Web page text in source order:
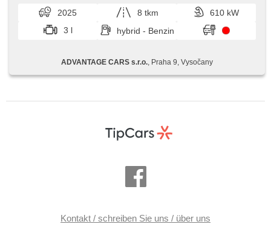
Heck LED Leuchte, automatické přepínání dálkových
světel, Alufelgen, El. Vorderscheiben, Zentralverriegelung,
řazení pádly pod volantem, 2-Zonen Klimaanlage,
Vorderlichter LED, Zentralverriegelung mit
přední, Rolldach, zadní pohon, Automatikgetriebe,
Lederpolsterung, ABS
2025 8 tkm
610 kW
3 l
hybrid - Benzin
ADVANTAGE CARS s.r.o. , Praha 9, Vysočany
Kontakt / schreiben Sie uns / über uns